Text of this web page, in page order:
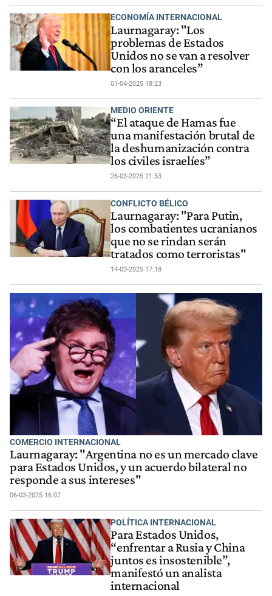
ECONOMÍA INTERNACIONAL
Laurnagaray: "Los
problemas de Estados
Unidos no se van a resolver
con los aranceles”
01-04-2025 18:23
MEDIO ORIENTE
“El ataque de Hamas fue
una manifestación brutal de
la deshumanización contra
los civiles israelíes”
26-03-2025 21:53
CONFLICTO BÉLICO
Laurnagaray: "Para Putin,
los combatientes ucranianos
que no se rindan serán
tratados como terroristas"
14-03-2025 17:18
COMERCIO INTERNACIONAL
Laurnagaray: "Argentina no es un mercado clave
para Estados Unidos, y un acuerdo bilateral no
responde a sus intereses"
06-03-2025 16:07
POLÍTICA INTERNACIONAL
Para Estados Unidos,
“enfrentar a Rusia y China
juntos es insostenible”,
manifestó un analista
internacional